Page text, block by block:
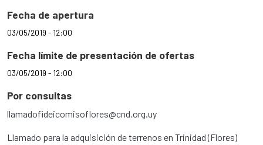
Fecha de apertura
03/05/2019 - 12:00
Fecha límite de presentación de ofertas
03/05/2019 - 12:00
Por consultas
llamadofideicomisoflores@cnd.org.uy
Llamado para la adquisición de terrenos en Trinidad (Flores)